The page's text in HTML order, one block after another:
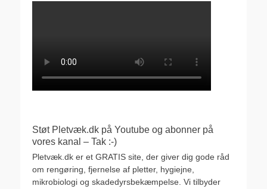
Støt Pletvæk.dk på Youtube og abonner på
vores kanal – Tak :-)
Pletvæk.dk er et GRATIS site, der giver dig gode råd
om rengøring, fjernelse af pletter, hygiejne,
mikrobiologi og skadedyrsbekæmpelse. Vi tilbyder